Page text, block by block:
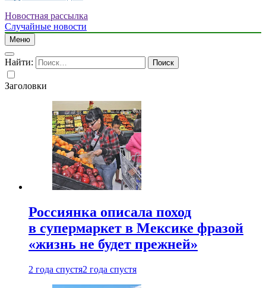
Новостная рассылка
Случайные новости
Меню
Найти:
Заголовки
Россиянка описала поход
в супермаркет в Мексике фразой
«жизнь не будет прежней»
2 года спустя2 года спустя